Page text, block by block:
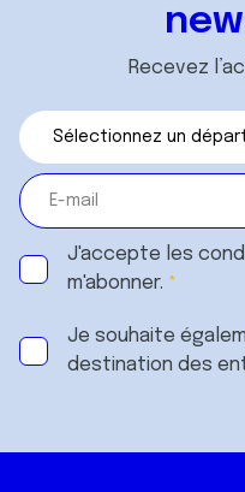
Recevez
J'accepte les
m'abonner.
Je souhaite
destination des